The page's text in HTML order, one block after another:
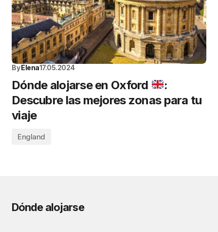
ByElena17.05.2024
Dónde alojarse en Oxford
:
Descubre las mejores zonas para tu
viaje
England
Dónde alojarse